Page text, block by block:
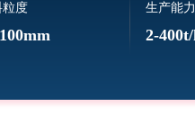
粒度 生产能力
2-